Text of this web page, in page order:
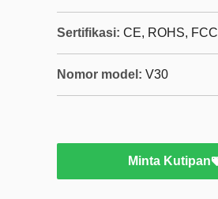
Sertifikasi: CE, ROHS, FCC
Nomor model: V30
Minta Kutipan